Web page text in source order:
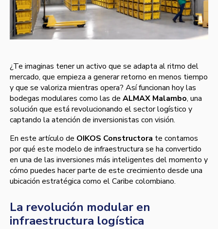
¿Te imaginas tener un activo que se adapta al ritmo del
mercado, que empieza a generar retorno en menos tiempo
y que se valoriza mientras opera? Así funcionan hoy las
bodegas modulares como las de ALMAX Malambo, una
solución que está revolucionando el sector logístico y
captando la atención de inversionistas con visión.
En este artículo de OIKOS Constructora te contamos
por qué este modelo de infraestructura se ha convertido
en una de las inversiones más inteligentes del momento y
cómo puedes hacer parte de este crecimiento desde una
ubicación estratégica como el Caribe colombiano.
La revolución modular en
infraestructura logística